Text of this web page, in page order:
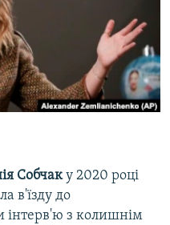
Собчаку 2020 році
в'їзду до
інтерв'ю з колишнім